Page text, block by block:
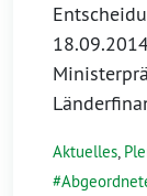
Aktuelles,